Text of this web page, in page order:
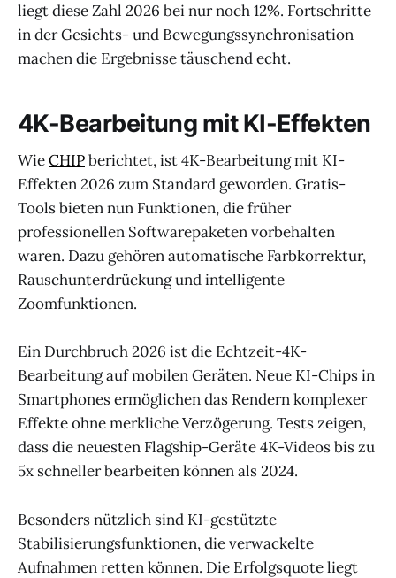
liegt diese Zahl 2026 bei nur noch 12%. Fortschritte
in der Gesichts- und Bewegungssynchronisation
machen die Ergebnisse täuschend echt.
4K-Bearbeitung mit KI-Effekten
WieCHIPberichtet, ist 4K-Bearbeitung mit KI-
Effekten 2026 zum Standard geworden. Gratis-
Tools bieten nun Funktionen, die früher
professionellen Softwarepaketen vorbehalten
waren. Dazu gehören automatische Farbkorrektur,
Rauschunterdrückung und intelligente
Zoomfunktionen.
Ein Durchbruch 2026 ist die Echtzeit-4K-
Bearbeitung auf mobilen Geräten. Neue KI-Chips in
Smartphones ermöglichen das Rendern komplexer
Effekte ohne merkliche Verzögerung. Tests zeigen,
dass die neuesten Flagship-Geräte 4K-Videos bis zu
5x schneller bearbeiten können als 2024.
Besonders nützlich sind KI-gestützte
Stabilisierungsfunktionen, die verwackelte
Aufnahmen retten können. Die Erfolgsquote liegt